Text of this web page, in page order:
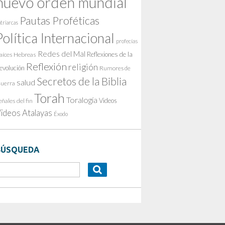
Pautas Proféticas
Internacional profecías
Hebreas Redes del Mal Reflexiones de la
Reflexión religión Rumores de
salud Secretos de la Biblia
del fin Torah Toralogía Videos
Atalayas Éxodo